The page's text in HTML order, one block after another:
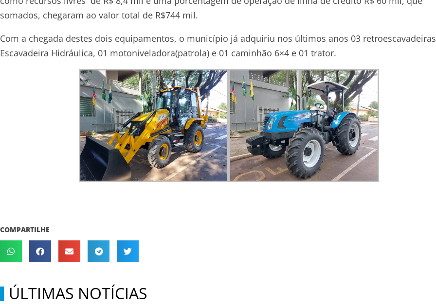
somados, chegaram ao valor total de R$744 mil.
Com a chegada destes dois equipamentos, o município já adquiriu nos últimos anos 03
Escavadeira Hidráulica, 01 motoniveladora(patrola) e 01 caminhão 6×4 e 01 trator.
COMPARTILHE
ÚLTIMAS NOTÍCIAS